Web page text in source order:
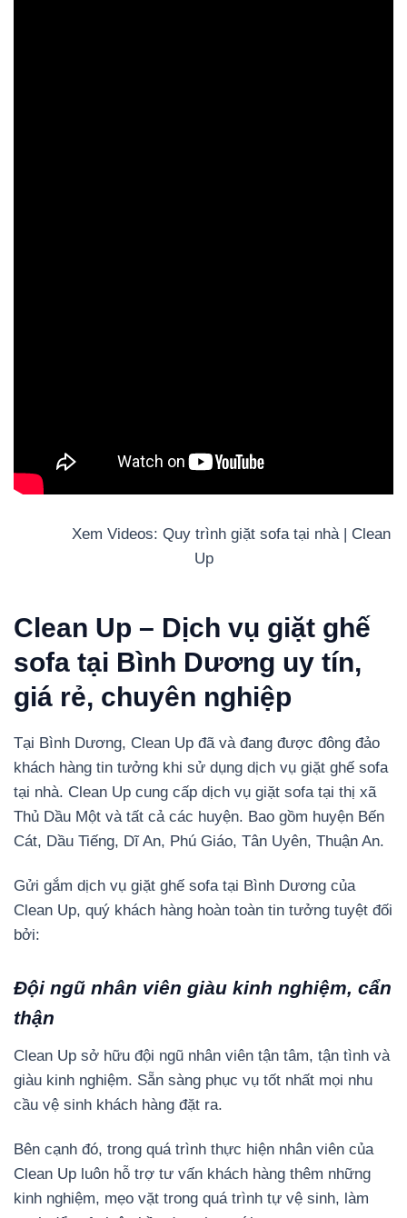
Xem Videos: Quy trình giặt sofa tại nhà | Clean
Up
Clean Up – Dịch vụ giặt ghế
sofa tại Bình Dương uy tín,
giá rẻ, chuyên nghiệp
Tại Bình Dương, Clean Up đã và đang được đông đảo
khách hàng tin tưởng khi sử dụng dịch vụ giặt ghế sofa
tại nhà. Clean Up cung cấp dịch vụ giặt sofa tại thị xã
Thủ Dầu Một và tất cả các huyện. Bao gồm huyện Bến
Cát, Dầu Tiếng, Dĩ An, Phú Giáo, Tân Uyên, Thuận An.
Gửi gắm dịch vụ giặt ghế sofa tại Bình Dương của
Clean Up, quý khách hàng hoàn toàn tin tưởng tuyệt đối
bởi:
Đội ngũ nhân viên giàu kinh nghiệm, cẩn
thận
Clean Up sở hữu đội ngũ nhân viên tận tâm, tận tình và
giàu kinh nghiệm. Sẵn sàng phục vụ tốt nhất mọi nhu
cầu vệ sinh khách hàng đặt ra.
Bên cạnh đó, trong quá trình thực hiện nhân viên của
Clean Up luôn hỗ trợ tư vấn khách hàng thêm những
kinh nghiệm, mẹo vặt trong quá trình tự vệ sinh, làm